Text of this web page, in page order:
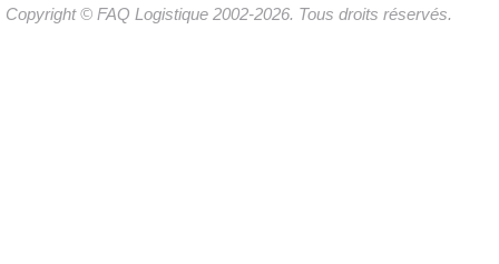
Copyright © FAQ Logistique 2002-2026. Tous droits réservés.